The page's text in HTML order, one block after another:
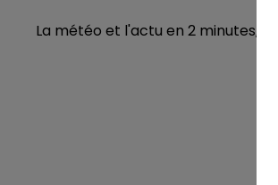
La météo et l'actu en 2 minutes,